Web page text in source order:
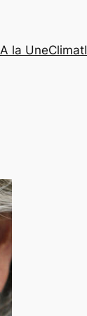
A la UneClimat